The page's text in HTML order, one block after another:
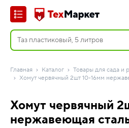
Главная Каталог Товары для сада и
Хомут червячный 2шт 10-16мм
Хомут червячный
нержавеющая